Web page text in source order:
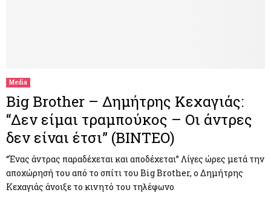
Media
Big Brother – Δημήτρης Κεχαγιάς:
“Δεν είμαι τραμπούκος – Οι άντρες
δεν είναι έτσι” (ΒΙΝΤΕΟ)
“Ένας άντρας παραδέχεται και αποδέχεται” Λίγες ώρες μετά την
αποχώρησή του από το σπίτι του Big Brother, ο Δημήτρης
Κεχαγιάς άνοιξε το κινητό του τηλέφωνο